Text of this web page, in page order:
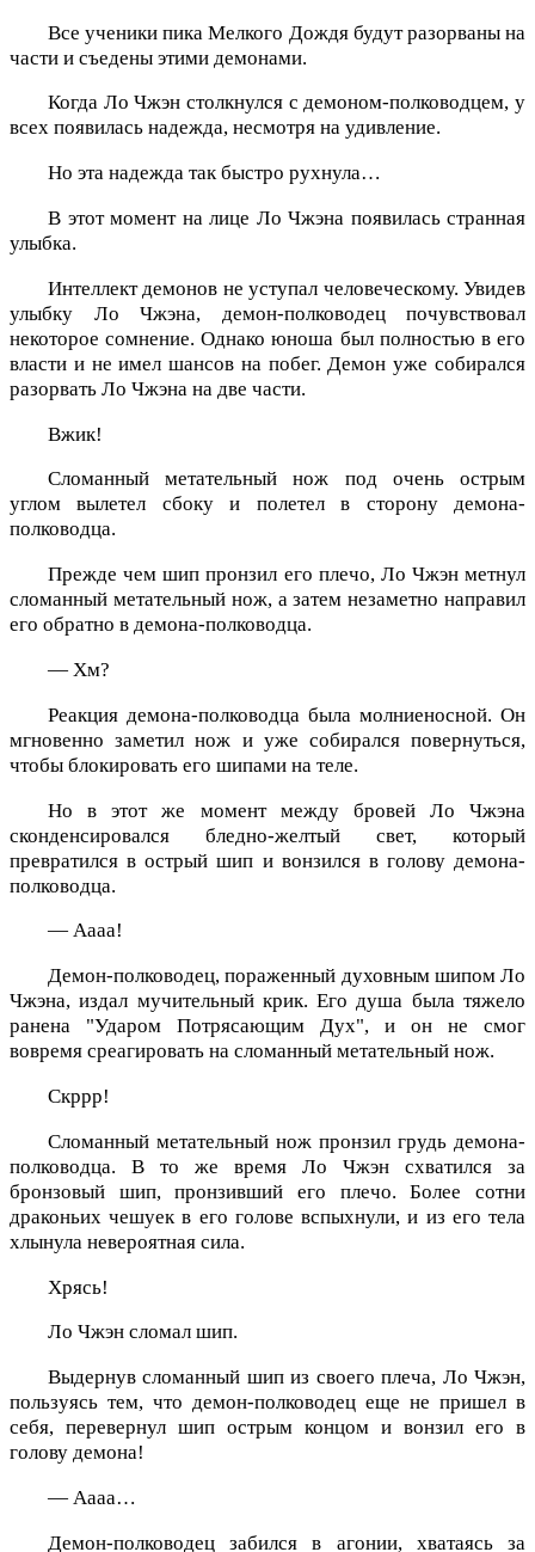
Все ученики пика Мелкого Дождя будут разорваны на
части и съедены этими демонами.
Когда Ло Чжэн столкнулся с демоном-полководцем, у
всех появилась надежда, несмотря на удивление.
Но эта надежда так быстро рухнула…
В этот момент на лице Ло Чжэна появилась странная
улыбка.
Интеллект демонов не уступал человеческому. Увидев
улыбку Ло Чжэна, демон-полководец почувствовал
некоторое сомнение. Однако юноша был полностью в его
власти и не имел шансов на побег. Демон уже собирался
разорвать Ло Чжэна на две части.
Вжик!
Сломанный метательный нож под очень острым
углом вылетел сбоку и полетел в сторону демона-
полководца.
Прежде чем шип пронзил его плечо, Ло Чжэн метнул
сломанный метательный нож, а затем незаметно направил
его обратно в демона-полководца.
— Хм?
Реакция демона-полководца была молниеносной. Он
мгновенно заметил нож и уже собирался повернуться,
чтобы блокировать его шипами на теле.
Но в этот же момент между бровей Ло Чжэна
сконденсировался бледно-желтый свет, который
превратился в острый шип и вонзился в голову демона-
полководца.
— Аааа!
Демон-полководец, пораженный духовным шипом Ло
Чжэна, издал мучительный крик. Его душа была тяжело
ранена "Ударом Потрясающим Дух", и он не смог
вовремя среагировать на сломанный метательный нож.
Скррр!
Сломанный метательный нож пронзил грудь демона-
полководца. В то же время Ло Чжэн схватился за
бронзовый шип, пронзивший его плечо. Более сотни
драконьих чешуек в его голове вспыхнули, и из его тела
хлынула невероятная сила.
Хрясь!
Ло Чжэн сломал шип.
Выдернув сломанный шип из своего плеча, Ло Чжэн,
пользуясь тем, что демон-полководец еще не пришел в
себя, перевернул шип острым концом и вонзил его в
голову демона!
— Аааа…
Демон-полководец забился в агонии, хватаясь за